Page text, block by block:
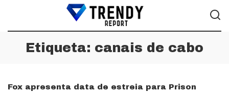
Etiqueta: canais de cabo
Fox apresenta data de estreia para Prison